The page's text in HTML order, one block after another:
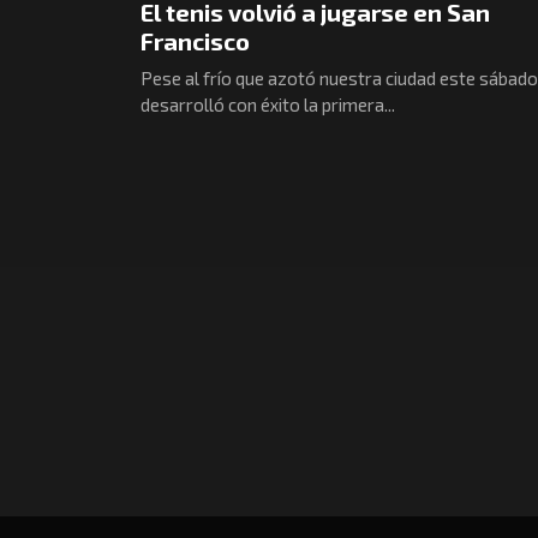
El tenis volvió a jugarse en San
Francisco
Pese al frío que azotó nuestra ciudad este
desarrolló con éxito la primera...